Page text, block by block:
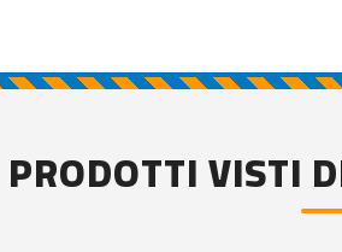
PRODOTTI VISTI